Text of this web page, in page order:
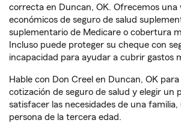
correcta en Duncan, OK. Ofrecemos una
económicos de seguro de salud
suplementario de Medicare o cobertura
Incluso puede proteger su cheque con
incapacidad para ayudar a cubrir gastos
Hable con Don Creel en Duncan, OK
cotización de seguro de salud y elegir un
satisfacer las necesidades de una
persona de la tercera edad.